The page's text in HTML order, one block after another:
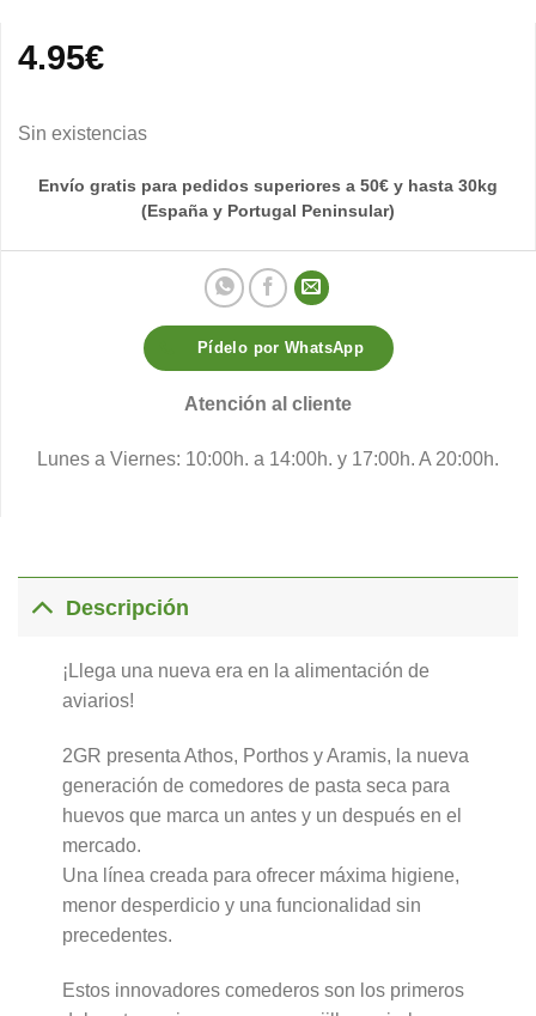
4.95€
Sin existencias
Envío gratis para pedidos superiores a 50€ y hasta 30kg
(España y Portugal Peninsular)
Pídelo por WhatsApp
Atención al cliente
Lunes a Viernes: 10:00h. a 14:00h. y 17:00h. A 20:00h.
Descripción
¡Llega una nueva era en la alimentación de
aviarios!
2GR presenta Athos, Porthos y Aramis, la nueva
generación de comedores de pasta seca para
huevos que marca un antes y un después en el
mercado.
Una línea creada para ofrecer máxima higiene,
menor desperdicio y una funcionalidad sin
precedentes.
Estos innovadores comederos son los primeros